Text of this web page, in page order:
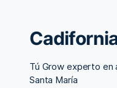
Tú Grow experto en
Santa María